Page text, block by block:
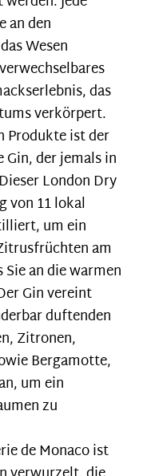
an den
Wesen
das
verkörpert.
Produkte ist der
Gin, der jemals in
London Dry
von 11 lokal
um ein
am
an die warmen
Gin vereint
duftenden
Zitronen,
Bergamotte,
um ein
zu
de Monaco ist